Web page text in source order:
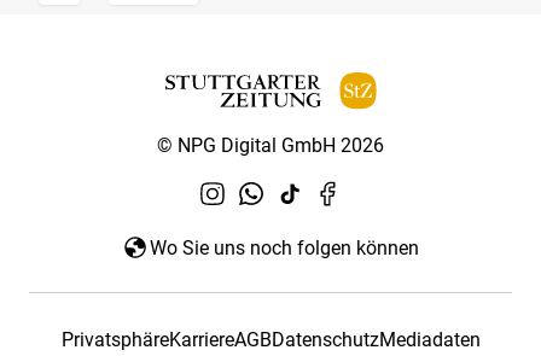
© NPG Digital GmbH 2026
Wo Sie uns noch folgen können
PrivatsphäreKarriereAGBDatenschutzMediadaten